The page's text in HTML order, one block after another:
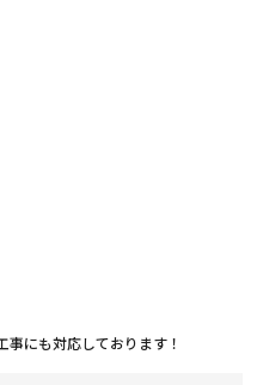
にも対応しております！